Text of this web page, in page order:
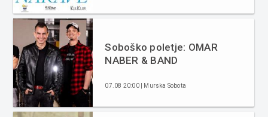
Soboško poletje: OMAR
NABER & BAND
07.08 20:00 | Murska Sobota